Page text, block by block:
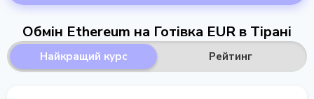
Обмін Ethereum на Готівка EUR в Тірані
Найкращий курс Рейтинг